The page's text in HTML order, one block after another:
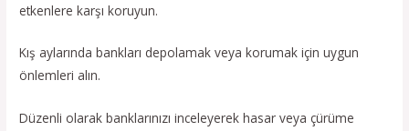
etkenlere karşı koruyun.
Kış aylarında bankları depolamak veya korumak için uygun
önlemleri alın.
Düzenli olarak banklarınızı inceleyerek hasar veya çürüme